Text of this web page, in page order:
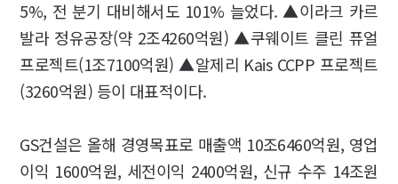
5%, 전 분기 대비해서도 101% 늘었다. ▲이라크 카르
발라 정유공장(약 2조4260억원) ▲쿠웨이트 클린 퓨얼
프로젝트(1조7100억원) ▲알제리 Kais CCPP 프로젝트
(3260억원) 등이 대표적이다.
GS건설은 올해 경영목표로 매출액 10조6460억원, 영업
이익 1600억원, 세전이익 2400억원, 신규 수주 14조원